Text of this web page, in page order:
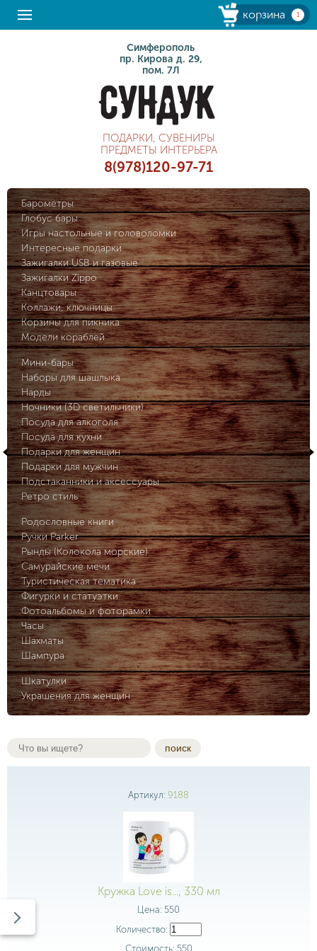
корзина 1
Симферополь
пр. Кирова д. 29,
пом. 7Л
ПОДАРКИ, СУВЕНИРЫ
ПРЕДМЕТЫ ИНТЕРЬЕРА
8(978)120-97-71
Барометры
Глобус бары
Игры настольные и головоломки
Интересные подарки
Зажигалки USB и газовые
Зажигалки Zippo
Канцтовары
Коллажи, ключницы
Корзины для пикника
Модели кораблей
Мини-бары
Наборы для шашлыка
Нарды
Ночники (3D светильники)
Посуда для алкоголя
Посуда для кухни
Подарки для женщин
Подарки для мужчин
Подстаканники и аксессуары
Ретро стиль
Родословные книги
Ручки Parker
Рынды (Колокола морские)
Самурайские мечи
Туристическая тематика
Фигурки и статуэтки
Фотоальбомы и фоторамки
Часы
Шахматы
Шампура
Шкатулки
Украшения для женщин
поиск
Артикул: 9188
Кружка Love is..., 330 мл
Цена: 550
Количество:
Стоимость: 550